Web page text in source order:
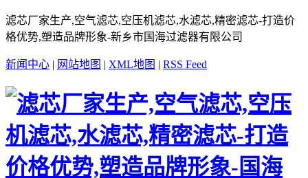
滤芯厂家生产,空气滤芯,空压机滤芯,水滤芯,精密滤芯-打造价
格优势,塑造品牌形象-新乡市国海过滤器有限公司
新闻中心 | 网站地图 | XML地图 | RSS Feed